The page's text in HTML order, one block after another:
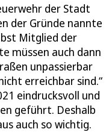
der Stadt
der Gründe nannte
Mitglied der
müssen auch dann
unpassierbar
erreichbar sind.“
eindrucksvoll und
geführt. Deshalb
auch so wichtig.